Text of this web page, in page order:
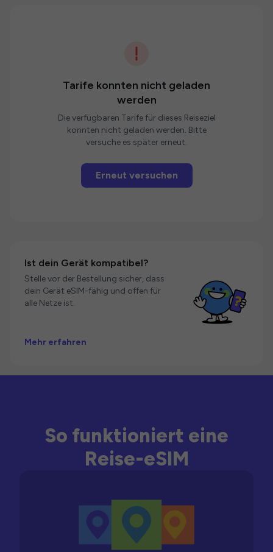
Tarife konnten nicht geladen
werden
Die verfügbaren Tarife für dieses Reiseziel
konnten nicht geladen werden. Bitte
versuche es später erneut.
Erneut versuchen
Ist dein Gerät kompatibel?
Stelle vor der Bestellung sicher, dass
dein Gerät eSIM-fähig und offen für
alle Netze ist.
Mehr erfahren
So funktioniert eine
Reise-eSIM